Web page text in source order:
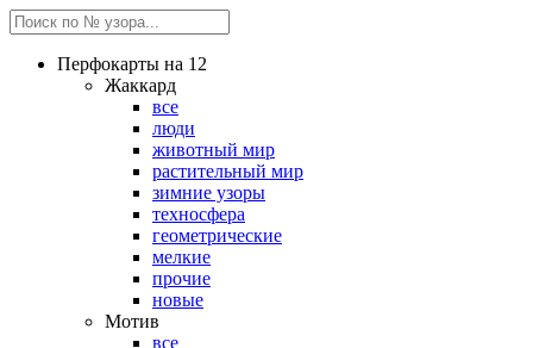
Перфокарты на 12
Жаккард
все
люди
животный мир
растительный мир
зимние узоры
техносфера
геометрические
мелкие
прочие
новые
Мотив
все